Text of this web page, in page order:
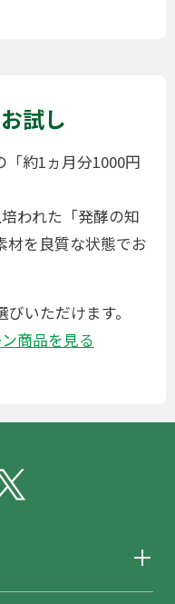
試し
約1ヵ月分1000円
われた「発酵の知
材を良質な状態でお
いただけます。
商品を見る